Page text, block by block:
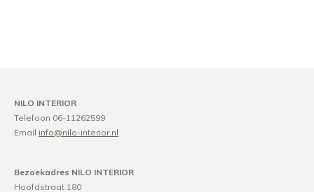
NILO INTERIOR
Telefoon 06-11262599
Email info@nilo-interior.nl
Bezoekadres NILO INTERIOR
Hoofdstraat 180